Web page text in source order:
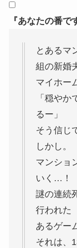
『あなたの番で
とあるマ
組の新婚
マイホー
「穏や
るー」
そう信じ
しかし。
マンショ
いく…！
謎の連続
行われた
あるゲー
それは、